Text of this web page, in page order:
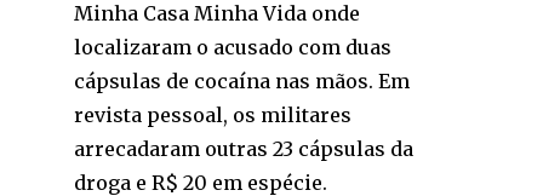
Minha Casa Minha Vida onde
localizaram o acusado com duas
cápsulas de cocaína nas mãos. Em
revista pessoal, os militares
arrecadaram outras 23 cápsulas da
droga e R$ 20 em espécie.